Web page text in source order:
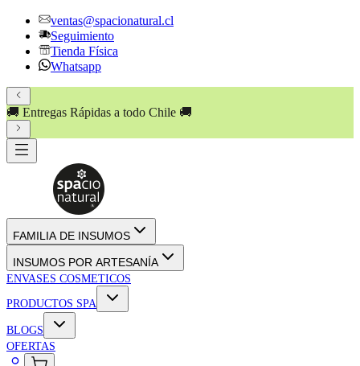
ventas@spacionatural.cl
Seguimiento
Tienda Física
Whatsapp
🚚 Entregas Rápidas a todo Chile 🚚
FAMILIA DE INSUMOS
INSUMOS POR ARTESANÍA
ENVASES COSMETICOS
PRODUCTOS SPA
BLOGS
OFERTAS